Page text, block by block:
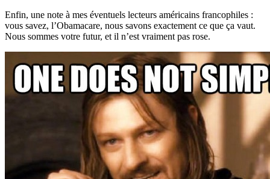
Enfin, une note à mes éventuels lecteurs américains francophiles :
vous savez, l’Obamacare, nous savons exactement ce que ça vaut.
Nous sommes votre futur, et il n’est vraiment pas rose.